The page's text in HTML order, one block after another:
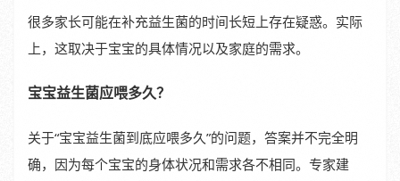
很多家长可能在补充益生菌的时间长短上存在疑惑。实际
上，这取决于宝宝的具体情况以及家庭的需求。
宝宝益生菌应喂多久？
关于“宝宝益生菌到底应喂多久”的问题，答案并不完全明
确，因为每个宝宝的身体状况和需求各不相同。专家建